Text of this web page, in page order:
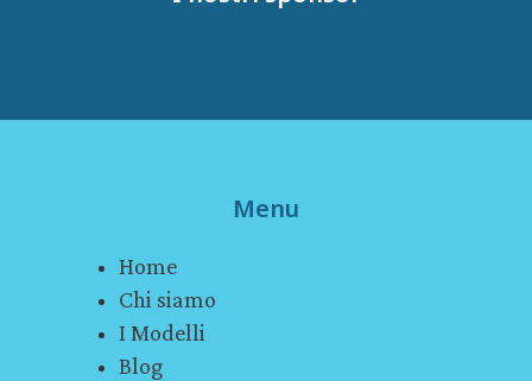
Menu
Home
Chi siamo
I Modelli
Blog